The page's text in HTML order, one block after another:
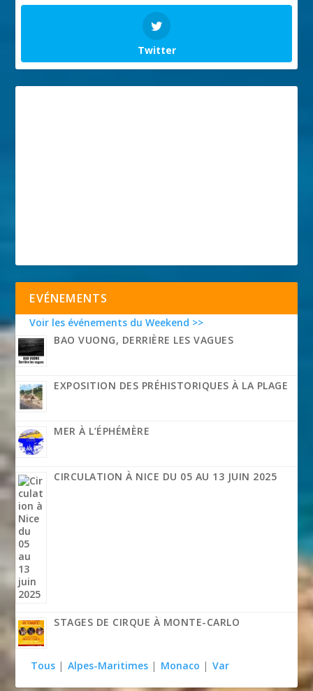
Twitter
EVÉNEMENTS
Voir les événements du Weekend >>
BAO VUONG, DERRIÈRE LES VAGUES
EXPOSITION DES PRÉHISTORIQUES À LA PLAGE
MER À L’ÉPHÉMÈRE
CIRCULATION À NICE DU 05 AU 13 JUIN 2025
STAGES DE CIRQUE À MONTE-CARLO
Tous | Alpes-Maritimes | Monaco | Var